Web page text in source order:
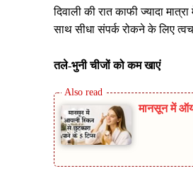
दिवाली की रात काफी ज्यादा
साथ सीधा संपर्क रोकने के लिए
तले-भुनी चीजों को कम खाएं
मानसून में